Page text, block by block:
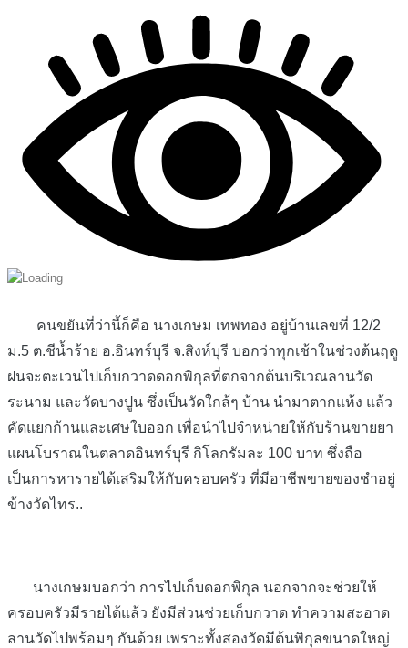
คนขยันที่ว่านี้ก็คือ นางเกษม เทพทอง อยู่บ้านเลขที่ 12/2
ม.5 ต.ชีน้ำร้าย อ.อินทร์บุรี จ.สิงห์บุรี บอกว่าทุกเช้าในช่วงต้นฤดู
ฝนจะตะเวนไปเก็บกวาดดอกพิกุลที่ตกจากต้นบริเวณลานวัด
ระนาม และวัดบางปูน ซึ่งเป็นวัดใกล้ๆ บ้าน นำมาตากแห้ง แล้ว
คัดแยกก้านและเศษใบออก เพื่อนำไปจำหน่ายให้กับร้านขายยา
แผนโบราณในตลาดอินทร์บุรี กิโลกรัมละ 100 บาท ซึ่งถือ
เป็นการหารายได้เสริมให้กับครอบครัว ที่มีอาชีพขายของชำอยู่
ข้างวัดไทร..
นางเกษมบอกว่า การไปเก็บดอกพิกุล นอกจากจะช่วยให้
ครอบครัวมีรายได้แล้ว ยังมีส่วนช่วยเก็บกวาด ทำความสะอาด
ลานวัดไปพร้อมๆ กันด้วย เพราะทั้งสองวัดมีต้นพิกุลขนาดใหญ่